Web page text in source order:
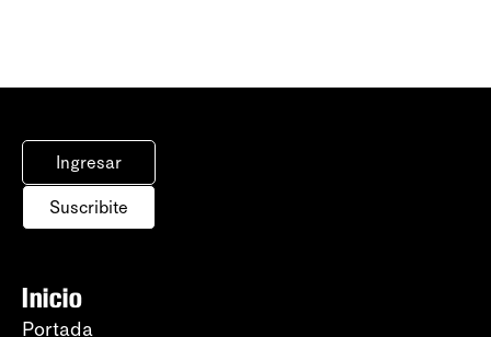
Ingresar
Suscribite
Inicio
Portada